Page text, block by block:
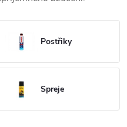
Postřiky
Spreje